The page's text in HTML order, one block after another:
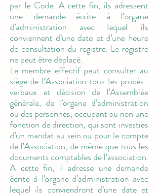
par le Code. A cette fin, ils adressent
une demande écrite à l’organe
d’administration avec lequel ils
conviennent d’une date et d’une heure
de consultation du registre. Le registre
ne peut être déplacé.
Le membre effectif peut consulter au
siège de l’Association tous les procès-
verbaux et décision de l’Assemblée
générale, de l’organe d’administration
ou des personnes, occupant ou non une
fonction de direction, qui sont investies
d’un mandat au sein ou pour le compte
de l’Association, de même que tous les
documents comptables de l’association.
A cette fin, il adresse une demande
écrite à l’organe d’administration avec
lequel ils conviendront d’une date et